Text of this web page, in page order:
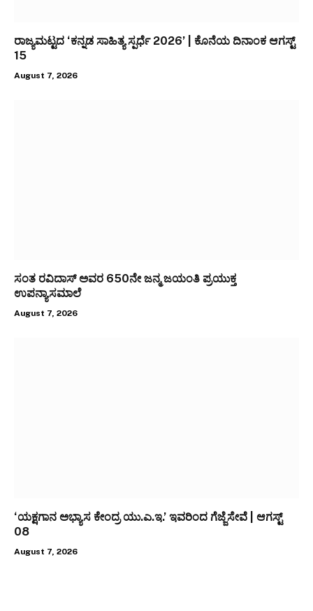
ರಾಜ್ಯಮಟ್ಟದ ‘ಕನ್ನಡ ಸಾಹಿತ್ಯ ಸ್ಪರ್ಧೆ 2026’ | ಕೊನೆಯ ದಿನಾಂಕ ಆಗಸ್ಟ್
15
August 7, 2026
ಸಂತ ರವಿದಾಸ್ ಅವರ 650ನೇ ಜನ್ಮ ಜಯಂತಿ ಪ್ರಯುಕ್ತ
ಉಪನ್ಯಾಸಮಾಲೆ
August 7, 2026
‘ಯಕ್ಷಗಾನ ಅಭ್ಯಾಸ ಕೇಂದ್ರ ಯು.ಎ.ಇ.’ ಇವರಿಂದ ಗೆಜ್ಜೆಸೇವೆ | ಆಗಸ್ಟ್
08
August 7, 2026